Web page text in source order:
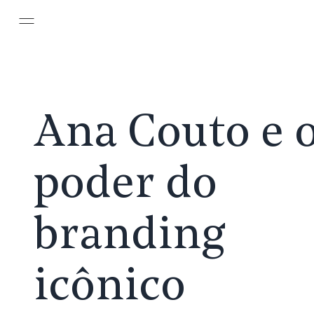
Ana Couto e
poder do
branding
icônico